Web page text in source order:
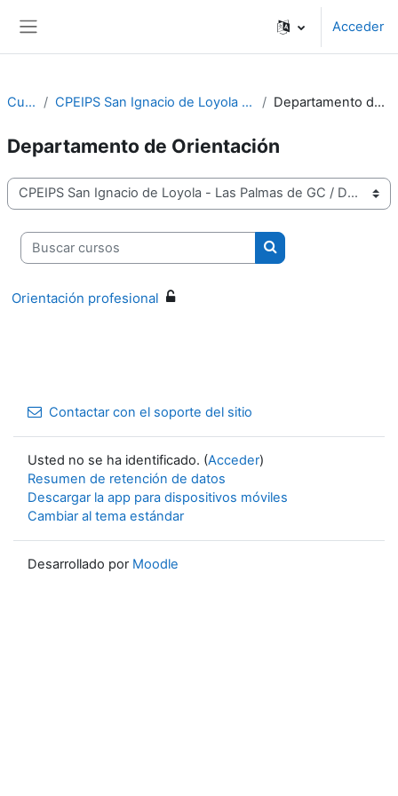
Acceder
Cursos CPEIPS San Ignacio de Loyola - Las Palmas de GC Departamento de Orientación
Departamento de Orientación
Categorías
Buscar cursos
Buscar cursos
Orientación profesional
Contactar con el soporte del sitio
Usted no se ha identificado. (Acceder)
Resumen de retención de datos
Descargar la app para dispositivos móviles
Cambiar al tema estándar
Desarrollado por Moodle